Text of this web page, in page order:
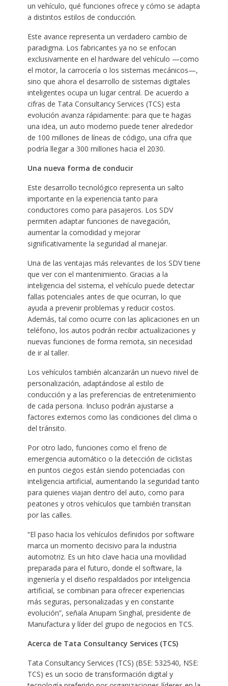
un vehículo, qué funciones ofrece y cómo se adapta
a distintos estilos de conducción.
Este avance representa un verdadero cambio de
paradigma. Los fabricantes ya no se enfocan
exclusivamente en el hardware del vehículo —como
el motor, la carrocería o los sistemas mecánicos—,
sino que ahora el desarrollo de sistemas digitales
inteligentes ocupa un lugar central. De acuerdo a
cifras de Tata Consultancy Services (TCS) esta
evolución avanza rápidamente: para que te hagas
una idea, un auto moderno puede tener alrededor
de 100 millones de líneas de código, una cifra que
podría llegar a 300 millones hacia el 2030.
Una nueva forma de conducir
Este desarrollo tecnológico representa un salto
importante en la experiencia tanto para
conductores como para pasajeros. Los SDV
permiten adaptar funciones de navegación,
aumentar la comodidad y mejorar
significativamente la seguridad al manejar.
Una de las ventajas más relevantes de los SDV tiene
que ver con el mantenimiento. Gracias a la
inteligencia del sistema, el vehículo puede detectar
fallas potenciales antes de que ocurran, lo que
ayuda a prevenir problemas y reducir costos.
Además, tal como ocurre con las aplicaciones en un
teléfono, los autos podrán recibir actualizaciones y
nuevas funciones de forma remota, sin necesidad
de ir al taller.
Los vehículos también alcanzarán un nuevo nivel de
personalización, adaptándose al estilo de
conducción y a las preferencias de entretenimiento
de cada persona. Incluso podrán ajustarse a
factores externos como las condiciones del clima o
del tránsito.
Por otro lado, funciones como el freno de
emergencia automático o la detección de ciclistas
en puntos ciegos están siendo potenciadas con
inteligencia artificial, aumentando la seguridad tanto
para quienes viajan dentro del auto, como para
peatones y otros vehículos que también transitan
por las calles.
“El paso hacia los vehículos definidos por software
marca un momento decisivo para la industria
automotriz. Es un hito clave hacia una movilidad
preparada para el futuro, donde el software, la
ingeniería y el diseño respaldados por inteligencia
artificial, se combinan para ofrecer experiencias
más seguras, personalizadas y en constante
evolución”, señala Anupam Singhal, presidente de
Manufactura y líder del grupo de negocios en TCS.
Acerca de Tata Consultancy Services (TCS)
Tata Consultancy Services (TCS) (BSE: 532540, NSE:
TCS) es un socio de transformación digital y